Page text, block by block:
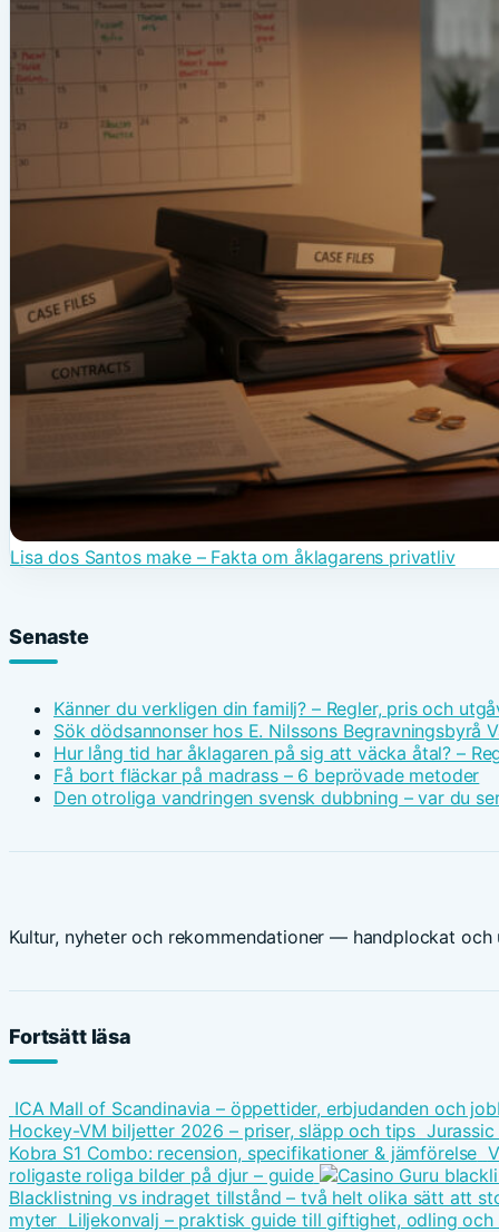
Lisa dos Santos make – Fakta om åklagarens privatliv
Senaste
Känner du verkligen din familj? – Regler, pris och
Sök dödsannonser hos E. Nilssons Begravningsbyrå
Hur lång tid har åklagaren på sig att väcka åtal? –
Få bort fläckar på madrass – 6 beprövade metoder
Den otroliga vandringen svensk dubbning – var du
Kultur, nyheter och rekommendationer — handplockat
Fortsätt läsa
ICA Mall of Scandinavia – öppettider, erbjudanden och
Hockey-VM biljetter 2026 – priser, släpp och tips
Kobra S1 Combo: recension, specifikationer & jämförelse
roligaste roliga bilder på djur – guide
Blacklistning vs indraget tillstånd – två helt olika sätt att
myter Liljekonvalj – praktisk guide till giftighet, odling